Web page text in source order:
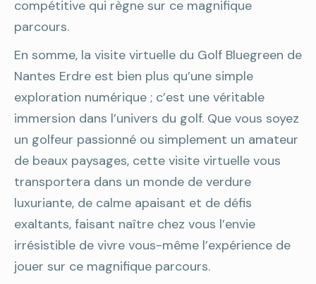
compétitive qui règne sur ce magnifique
parcours.
En somme, la visite virtuelle du Golf Bluegreen de
Nantes Erdre est bien plus qu’une simple
exploration numérique ; c’est une véritable
immersion dans l’univers du golf. Que vous soyez
un golfeur passionné ou simplement un amateur
de beaux paysages, cette visite virtuelle vous
transportera dans un monde de verdure
luxuriante, de calme apaisant et de défis
exaltants, faisant naître chez vous l’envie
irrésistible de vivre vous-même l’expérience de
jouer sur ce magnifique parcours.